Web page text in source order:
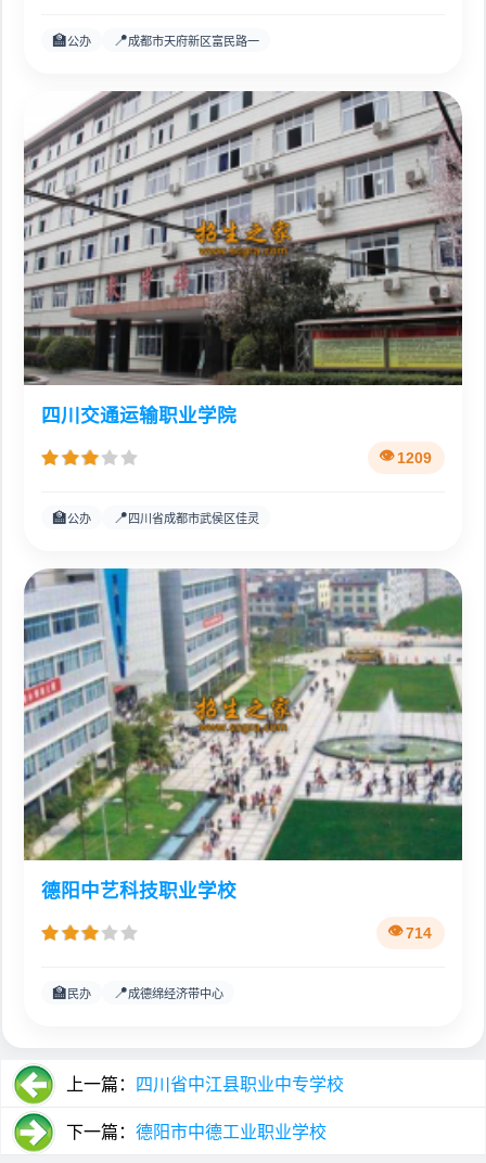
🏫公办 📍成都市天府新区富民路一
四川交通运输职业学院
1209
🏫公办 📍四川省成都市武侯区佳灵
德阳中艺科技职业学校
714
🏫 民办 📍成德绵经济带中心
上一篇： 四川省中江县职业中专学校
下一篇： 德阳市中德工业职业学校